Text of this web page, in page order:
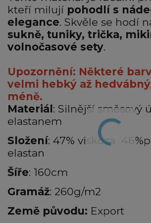
kteří milují pohodlí s
elegance. Skvěle se hodí
sukně, tuniky, trička,
volnočasové sety.
Upozornění: Některé
velmi hebký až
méně.
Materiál: Silnější směsový
elastanem
Složení: 47% viskoza
elastan
Šíře: 160cm
Gramáž: 260g/m2
Země původu: Export